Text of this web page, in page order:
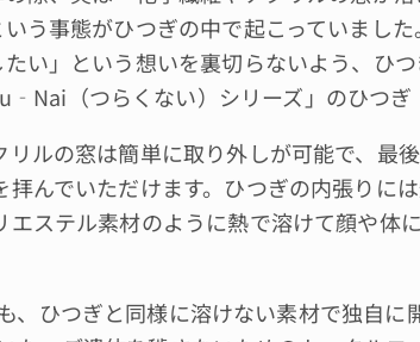
いう事態がひつぎの中で起こっていまし
たい」という想いを裏切らないよう、ひ
（つらくない）シリーズ」のひつぎ
ルの窓は簡単に取り外しが可能で、最
拝んでいただけます。ひつぎの内張りに
エステル素材のように熱で溶けて顔や体
、ひつぎと同様に溶けない素材で独自に